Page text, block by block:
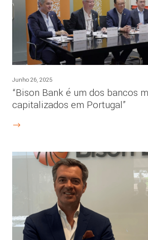
Junho 26, 2025
“Bison Bank é um dos bancos
capitalizados em Portugal”